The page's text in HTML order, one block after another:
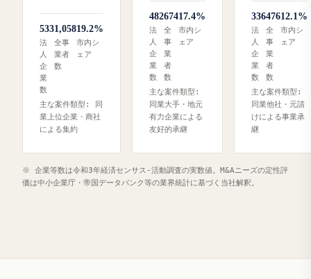
533
法
人
企
業
数
1,058
全事
業者
数
19.2%
市内シ
ェア
主な案件類型: 同
業上位企業・商社
による集約
482
法
人
企
業
数
674
全
事
業
者
数
17.4%
市内シ
ェア
主な案件類型:
同業大手・地元
有力企業による
友好的承継
336
法
人
企
業
数
476
全
事
業
者
数
12.1%
市内シ
ェア
主な案件類型:
同業他社・元請
けによる事業承
継
※ 企業等数は令和3年経済センサス‐活動調査の実数値。M&Aニーズの定性評
価は中小企業庁・帝国データバンク等の業界統計に基づく当社解釈。